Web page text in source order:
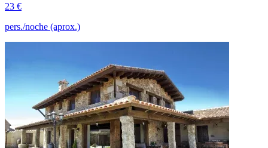
23 €
pers./noche (aprox.)